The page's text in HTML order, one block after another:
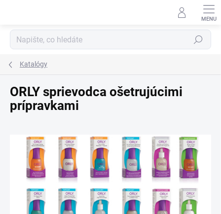
Hledat
Katalógy
ORLY sprievodca ošetrujúcimi
prípravkami